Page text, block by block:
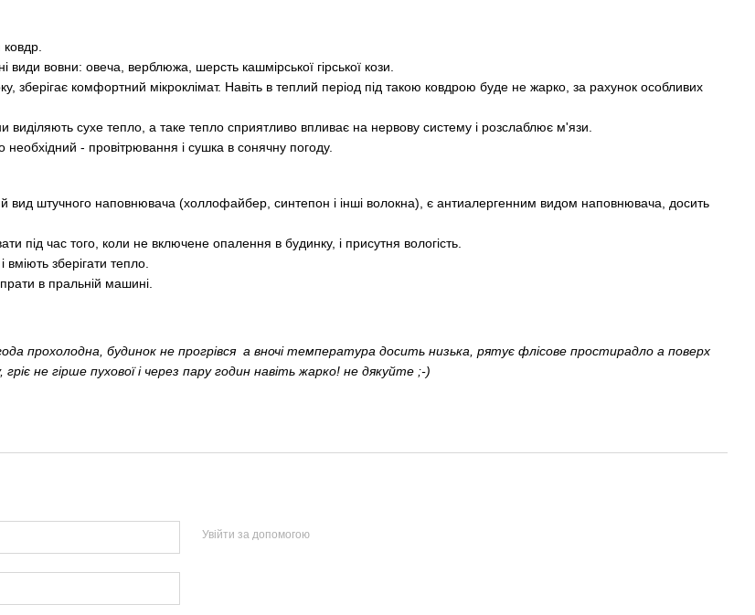
види вовни: овеча, верблюжа, шерсть кашмірської гірської кози.
зберігає комфортний мікроклімат. Навіть в теплий період під такою ковдрою буде не жарко, за рахунок особливих
виділяють сухе тепло, а таке тепло сприятливо впливає на нервову систему і розслаблює м'язи.
- провітрювання і сушка в сонячну погоду.
вид штучного наповнювача (холлофайбер, синтепон і інші волокна), є антиалергенним видом наповнювача, досить
під час того, коли не включене опалення в будинку, і присутня вологість.
зберігати тепло.
в пральній машині.
прохолодна, будинок не прогрівся а вночі температура досить низька, рятує флісове простирадло а поверх
не гірше пухової і через пару годин навіть жарко! не дякуйте ;-)
Увійти за допомогою